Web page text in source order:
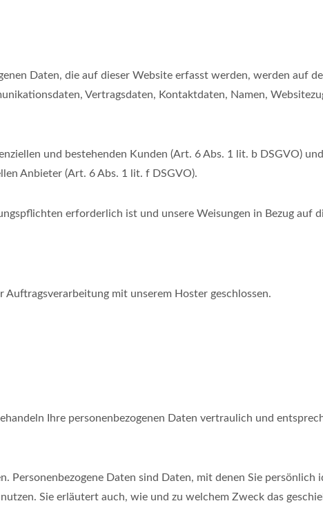
Daten, die auf dieser Website erfasst werden, werden auf
Vertragsdaten, Kontaktdaten, Namen,
und bestehenden Kunden (Art. 6 Abs. 1 lit. b DSGVO)
Anbieter (Art. 6 Abs. 1 lit. f DSGVO).
erforderlich ist und unsere Weisungen in Bezug auf
mit unserem Hoster geschlossen.
Ihre personenbezogenen Daten vertraulich und
Personenbezogene Daten sind Daten, mit denen Sie
Sie erläutert auch, wie und zu welchem Zweck das